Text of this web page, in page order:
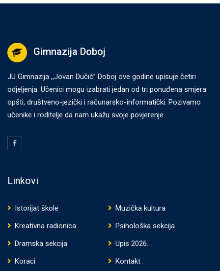
Gimnazija Doboj
JU Gimnazija ,,Jovan Dučić” Doboj ove godine upisuje četiri
odjeljenja. Učenici mogu izabrati jedan od tri ponuđena smjera:
opšti, društveno-jezički i računarsko-informatički. Pozivamo
učenike i roditelje da nam ukažu svoje povjerenje.
Linkovi
Istorijat škole
Muzička kultura
Kreativna radionica
Psihološka sekcija
Dramska sekcija
Upis 2026.
Koraci
Kontakt